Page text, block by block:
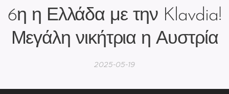
6η η Ελλάδα με την Klavdia!
Μεγάλη νικήτρια η Αυστρία
2025-05-19